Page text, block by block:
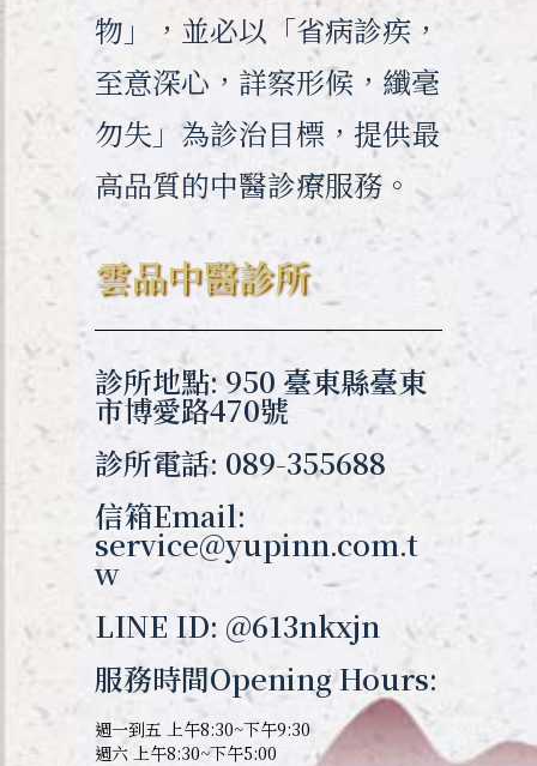
物」，並必以「省病診疾，
至意深心，詳察形候，纖毫
勿失」為診治目標，提供最
高品質的中醫診療服務。
雲品中醫診所
診所地點: 950 臺東縣臺東
市博愛路470號
診所電話: 089-355688
信箱Email:
service@yupinn.com.t
w
LINE ID: @613nkxjn
服務時間Opening Hours:
週一到五 上午8:30~下午9:30
週六 上午8:30~下午5:00